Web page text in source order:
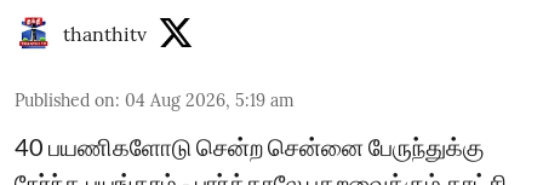
thanthitv
Published on: 04 Aug 2026, 5:19 am
40 பயணிகளோடு சென்ற சென்னை பேருந்துக்கு